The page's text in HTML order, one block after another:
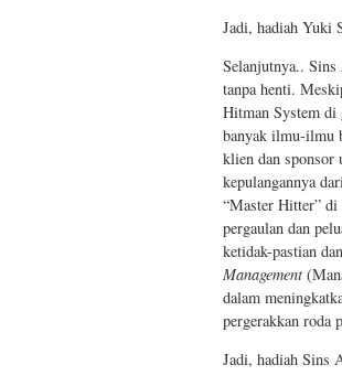
Jadi, hadiah Yuki
Selanjutnya..
tanpa henti.
Hitman System di
banyak ilmu-ilmu
klien dan sponsor
kepulangannya
“Master Hitter” di
pergaulan dan
ketidak-pastian
Management
dalam
pergerakkan roda
Jadi, hadiah Sins